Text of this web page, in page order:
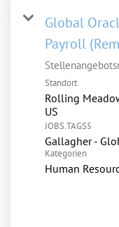
Global
Payroll
Standort
Rolling
JOBS.TAGS5
Gallagher -
Kategorien
Human